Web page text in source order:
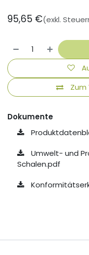
95,65 €(exkl.
Zum
Dokumente
Umwelt- und
Schalen.pdf